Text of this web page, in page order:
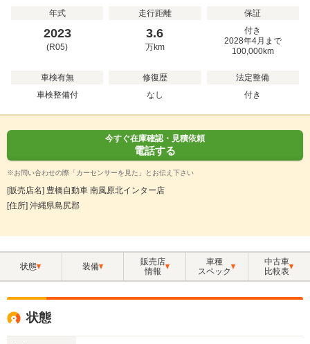
年式
2023
(R05)
走行距離
3.6
万km
保証
付き
2028年4月まで
100,000km
車検有無
車検整備付
修復歴
なし
法定整備
付き
今すぐ在庫確認・見積依頼
電話する
※お問い合わせの際「カーセンサーを見た」とお伝え下さい
[販売店名] 豊橋自動車 南風原北インター店
[住所] 沖縄県島尻郡
状態 装備
販売店
情報
車種
スペック
中古車
比較表
状態